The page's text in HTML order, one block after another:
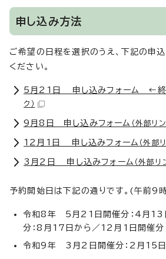
申し込み方法
ご希望の日程を選択のうえ、下記の申
ください。
5月21日 申し込みフォーム ←終
ク）
9月8日 申し込みフォーム （外部リン
12月1日 申し込みフォーム （外部
3月2日 申し込みフォーム （外部リ
予約開始日は下記の通りです。(午前9時
令和8年 5月21日開催分：4月13
分：8月17日から／12月1日開催分
令和9年 3月2日開催分：2月15日